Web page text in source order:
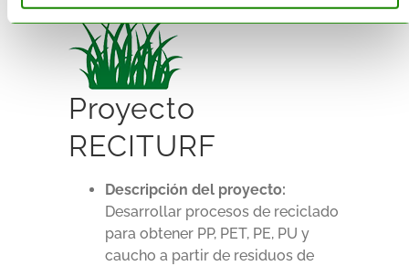
Proyecto
RECITURF
Descripción del proyecto:
Desarrollar procesos de reciclado
para obtener PP, PET, PE, PU y
caucho a partir de residuos de